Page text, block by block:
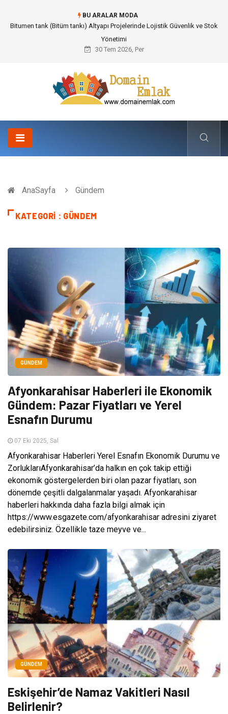
BU ARALAR MODA
Güvenilir Chip Satışı: Kesintisiz Poker Deneyimi İçin Profesyonel Destek
30 Tem 2026, Per
AnaSayfa Gündem
KATEGORI : GÜNDEM
GÜNDEM
Afyonkarahisar Haberleri ile Ekonomik
Gündem: Pazar Fiyatları ve Yerel
Esnafın Durumu
07 Eki 2025, Sal
Afyonkarahisar Haberleri Yerel Esnafın Ekonomik Durumu ve
ZorluklarıAfyonkarahisar’da halkın en çok takip ettiği
ekonomik göstergelerden biri olan pazar fiyatları, son
dönemde çeşitli dalgalanmalar yaşadı. Afyonkarahisar
haberleri hakkında daha fazla bilgi almak için
https://www.esgazete.com/afyonkarahisar adresini ziyaret
edebilirsiniz. Özellikle taze meyve ve...
GÜNDEM
Eskişehir’de Namaz Vakitleri Nasıl
Belirlenir?